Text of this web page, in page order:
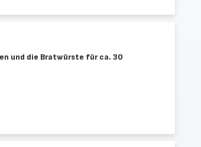
und die Bratwürste für ca. 30